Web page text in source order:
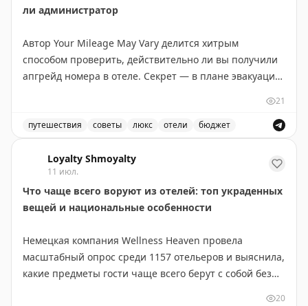
ли администратор
Автор Your Mileage May Vary делится хитрым
способом проверить, действительно ли вы получили
апгрейд номера в отеле. Секрет — в плане эвакуации
позволяет увидеть, где ваш номер находится в
иерархии отеля. В бюджетных отелях (Hyatt Place,
Hampton Inn) апгрейд часто означает всего лишь
несколько дополнительных футов площади или более
высокий этаж. В старых отелях с нестандартной
планировкой различия более заметны. Автор
того, как вас поселили, чтобы понять реальный
размер полученного апгрейда. Иногда отель
действительно дает хороший номер, но часто
21
путешествия советы люкс отели бюджет
Loyalty Shmoyalty
11 июл.
Что чаще всего воруют из отелей: топ украденных
вещей и национальные особенности
Немецкая компания Wellness Heaven провела
масштабный опрос среди 1157 отельеров и выяснила,
какие предметы гости чаще всего берут с собой без
20